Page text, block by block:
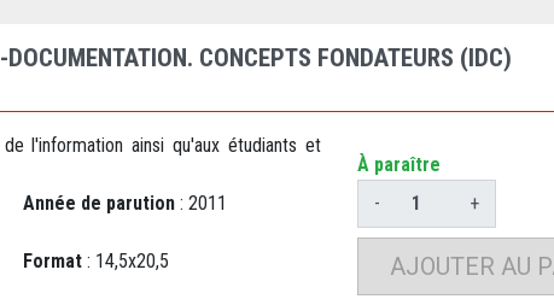
CONCEPTS FONDATEURS (IDC)
l'information ainsi qu'aux étudiants et
Année de parution : 2011
Format : 14,5x20,5
À paraître
-
+
AJOUTER AU